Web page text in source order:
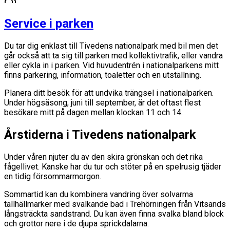
Service i parken
Du tar dig enklast till Tivedens nationalpark med bil men det
går också att ta sig till parken med kollektivtrafik, eller vandra
eller cykla in i parken. Vid huvudentrén i nationalparkens mitt
finns parkering, information, toaletter och en utställning.
Planera ditt besök för att undvika trängsel i nationalparken.
Under högsäsong, juni till september, är det oftast flest
besökare mitt på dagen mellan klockan 11 och 14.
Årstiderna i Tivedens nationalpark
Under våren njuter du av den skira grönskan och det rika
fågellivet. Kanske har du tur och stöter på en spelrusig tjäder
en tidig försommarmorgon.
Sommartid kan du kombinera vandring över solvarma
tallhällmarker med svalkande bad i Trehörningen från Vitsands
långsträckta sandstrand. Du kan även finna svalka bland block
och grottor nere i de djupa sprickdalarna.